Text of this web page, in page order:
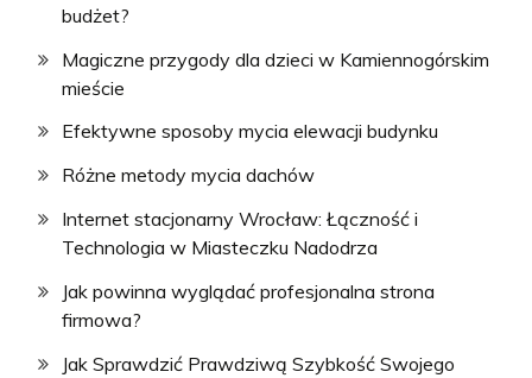
budżet?
Magiczne przygody dla dzieci w Kamiennogórskim
mieście
Efektywne sposoby mycia elewacji budynku
Różne metody mycia dachów
Internet stacjonarny Wrocław: Łączność i
Technologia w Miasteczku Nadodrza
Jak powinna wyglądać profesjonalna strona
firmowa?
Jak Sprawdzić Prawdziwą Szybkość Swojego